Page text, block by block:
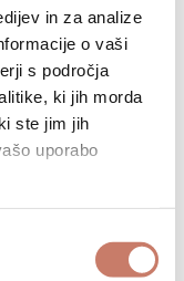
in za analize
o vaši
s področja
ki jih morda
ste jim jih
uporabo
Skupaj s
odkritij in
izvedla